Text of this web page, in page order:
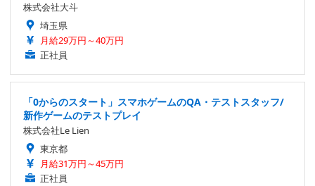
株式会社大斗
埼玉県
月給29万円～40万円
正社員
「0からのスタート」スマホゲームのQA・テストスタッフ/
新作ゲームのテストプレイ
株式会社Le Lien
東京都
月給31万円～45万円
正社員